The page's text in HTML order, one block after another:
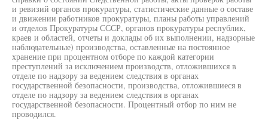
и ревизий органов прокуратуры, статистические данные о составе
и движении работников прокуратуры, планы работы управлений
и отделов Прокуратуры СССР, органов прокуратуры республик,
краев и областей, отчеты и доклады об их выполнении, надзорные
наблюдательные) производства, оставленные на постоянное
хранение при процентном отборе по каждой категории
преступлений за исключением производств, отложившихся в
отделе по надзору за ведением следствия в органах
государственной безопасности, производства, отложившиеся в
отделе по надзору за ведением следствия в органах
государственной безопасности. Процентный отбор по ним не
проводился.